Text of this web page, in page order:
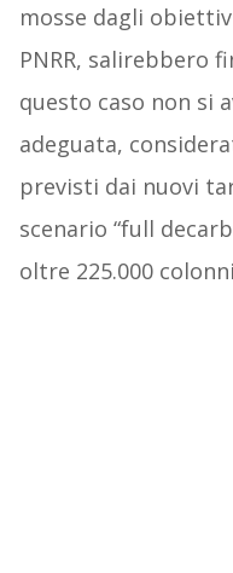
mosse dagli
PNRR, salirebbero
questo caso non si
adeguata,
previsti dai nuovi
scenario “full
oltre 225.000